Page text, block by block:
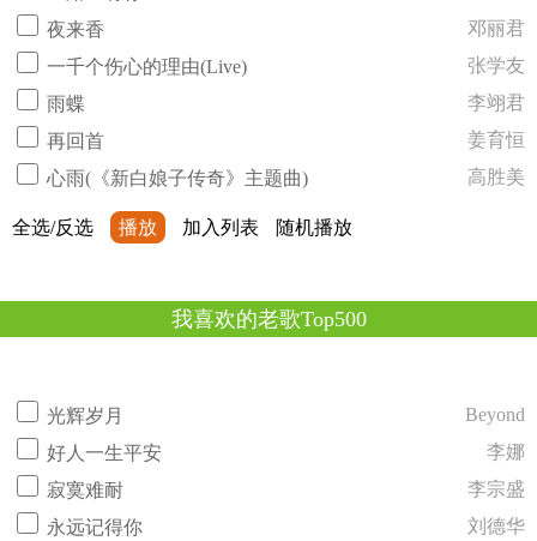
夜来香
邓丽君
一千个伤心的理由(Live)
张学友
雨蝶
李翊君
再回首
姜育恒
心雨(《新白娘子传奇》主题曲)
高胜美
全选/反选 播放 加入列表 随机播放
我喜欢的老歌Top500
光辉岁月
Beyond
好人一生平安
李娜
寂寞难耐
李宗盛
永远记得你
刘德华